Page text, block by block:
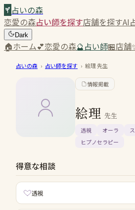
占いの森
恋愛の森占い師を探す店舗を探すAI
Dark
🏠ホーム💕恋愛の森🔮占い師🏪店舗
占いの森 › 占い師を探す › 絵理先生
情報掲載
絵理 先生
透視 オーラ
ヒプノセラピー
得意な相談
透視